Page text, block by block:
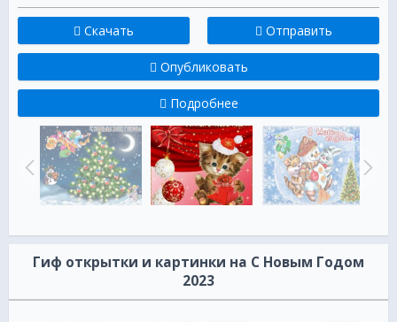
Скачать Отправить
Опубликовать
Подробнее
Гиф открытки и картинки на С Новым Годом
2023